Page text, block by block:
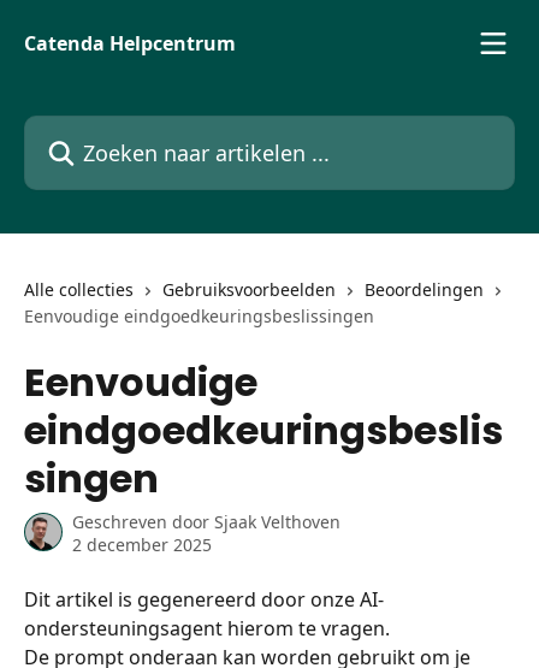
Catenda Helpcentrum
Zoeken naar artikelen ...
Alle collecties Gebruiksvoorbeelden
Beoordelingen
Eenvoudige eindgoedkeuringsbeslissingen
Eenvoudige
eindgoedkeuringsbeslis
singen
Geschreven door Sjaak Velthoven
2 december 2025
Dit artikel is gegenereerd door onze AI-
ondersteuningsagent hierom te vragen.
De prompt onderaan kan worden gebruikt om je